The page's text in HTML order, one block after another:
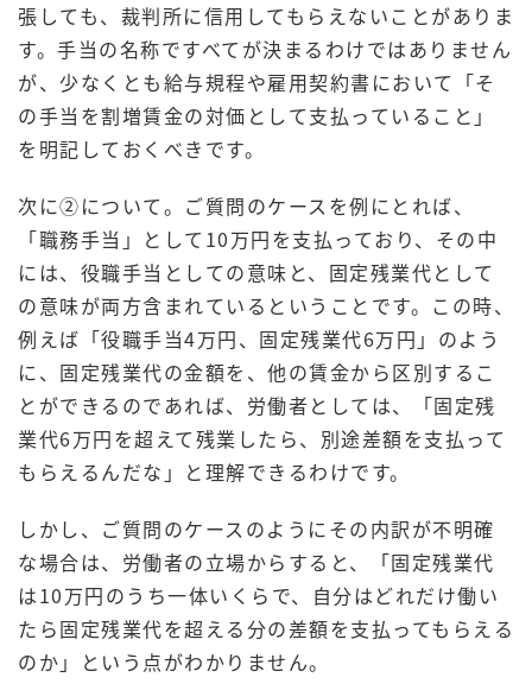
張しても、裁判所に信用してもらえないことがありま
す。手当の名称ですべてが決まるわけではありません
が、少なくとも給与規程や雇用契約書において「そ
の手当を割増賃金の対価として支払っていること」
を明記しておくべきです。
次に②について。ご質問のケースを例にとれば、
「職務手当」として10万円を支払っており、その中
には、役職手当としての意味と、固定残業代として
の意味が両方含まれているということです。この時、
例えば「役職手当4万円、固定残業代6万円」のよう
に、固定残業代の金額を、他の賃金から区別するこ
とができるのであれば、労働者としては、「固定残
業代6万円を超えて残業したら、別途差額を支払って
もらえるんだな」と理解できるわけです。
しかし、ご質問のケースのようにその内訳が不明確
な場合は、労働者の立場からすると、「固定残業代
は10万円のうち一体いくらで、自分はどれだけ働い
たら固定残業代を超える分の差額を支払ってもらえる
のか」という点がわかりません。